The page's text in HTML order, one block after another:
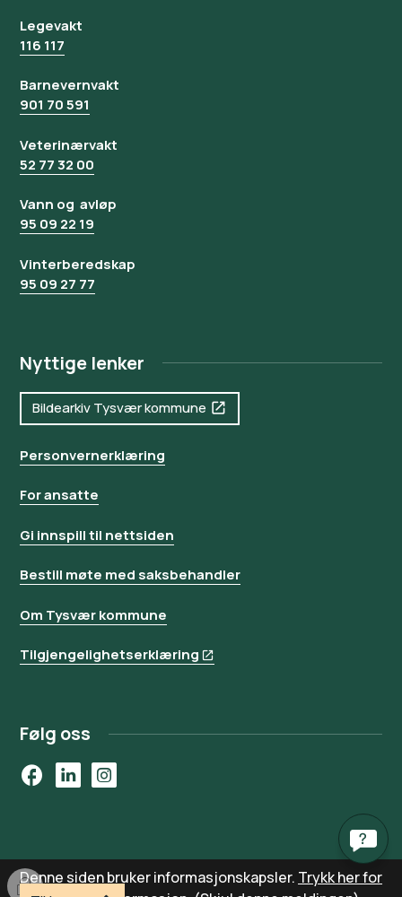
Legevakt
116 117
Barnevernvakt
901 70 591
Veterinærvakt
52 77 32 00
Vann og avløp
95 09 22 19
Vinterberedskap
95 09 27 77
Nyttige lenker
Bildearkiv Tysvær kommune
Personvernerklæring
For ansatte
Gi innspill til nettsiden
Bestill møte med saksbehandler
Om Tysvær kommune
Tilgjengelighetserklæring
Følg oss
FacebookLinkedInInstagram
Denne siden bruker informasjonskapsler. Trykk her for